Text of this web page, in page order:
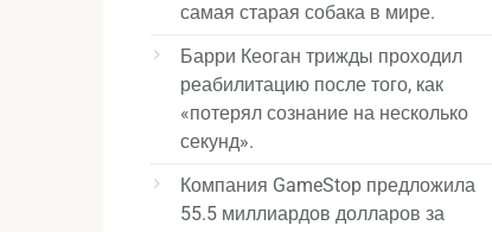
самая старая собака в мире.
Барри Кеоган трижды проходил
реабилитацию после того, как
«потерял сознание на несколько
секунд».
Компания GameStop предложила
55.5 миллиардов долларов за